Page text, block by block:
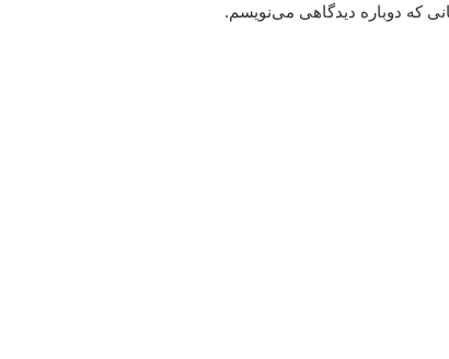
که دوباره دیدگاهی می‌نویسم.